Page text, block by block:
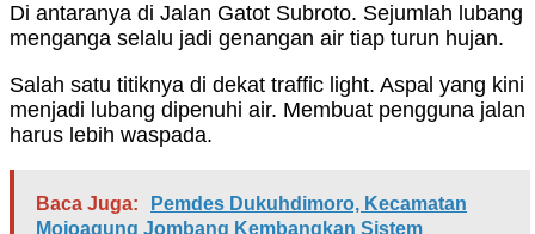
Di antaranya di Jalan Gatot Subroto. Sejumlah lubang
menganga selalu jadi genangan air tiap turun hujan.
Salah satu titiknya di dekat traffic light. Aspal yang kini
menjadi lubang dipenuhi air. Membuat pengguna jalan
harus lebih waspada.
Baca Juga:
Pemdes Dukuhdimoro, Kecamatan
Mojoagung Jombang Kembangkan Sistem